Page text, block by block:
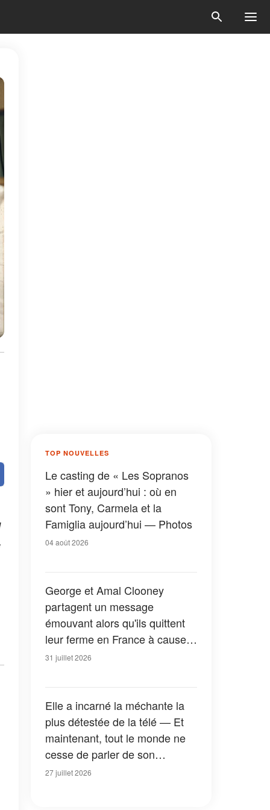
TOP NOUVELLES
Le casting de « Les Sopranos
» hier et aujourd’hui : où en
sont Tony, Carmela et la
Famiglia aujourd’hui — Photos
04 août 2026
George et Amal Clooney
partagent un message
émouvant alors qu'ils quittent
leur ferme en France à cause
des feux de forêt — Tous les
31 juillet 2026
Elle a incarné la méchante la
plus détestée de la télé — Et
maintenant, tout le monde ne
cesse de parler de son
apparition dans la nouvelle
27 juillet 2026